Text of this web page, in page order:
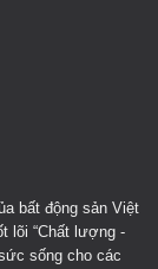
bất động sản Việt
lõi “Chất lượng -
sống cho các